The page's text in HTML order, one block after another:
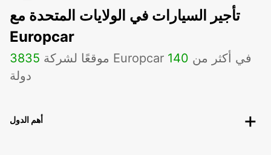
تأجير السيارات في الولايات المتحدة مع
Europcar
3835 موقعًا لشركة Europcar في أكثر من 140
دولة
أهم الدول